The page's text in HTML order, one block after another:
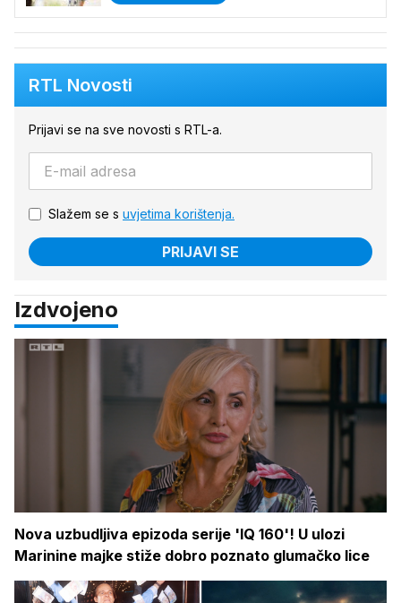
RTL Novosti
Prijavi se na sve novosti s RTL-a.
Slažem se s uvjetima korištenja.
PRIJAVI SE
Izdvojeno
Nova uzbudljiva epizoda serije 'IQ 160'! U ulozi
Marinine majke stiže dobro poznato glumačko lice